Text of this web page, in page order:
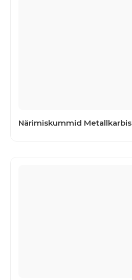
Närimiskummid Metallkarbis